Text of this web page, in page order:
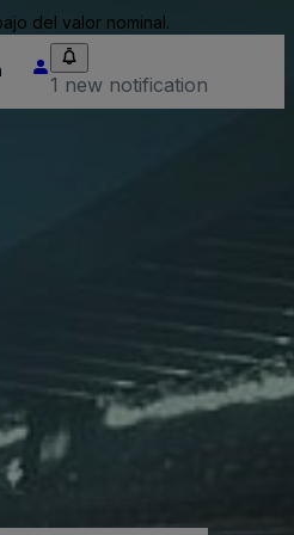
del valor nominal.
1 new notification